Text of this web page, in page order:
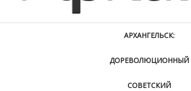
АРХАНГЕЛЬСК:
ДОРЕВОЛЮЦИОННЫЙ
СОВЕТСКИЙ